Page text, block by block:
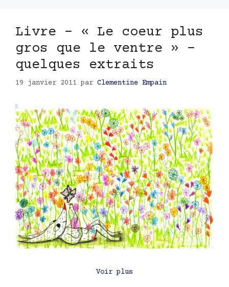
Livre – « Le coeur plus
gros que le ventre » –
quelques extraits
19 janvier 2011 par Clementine Empain
Voir plus